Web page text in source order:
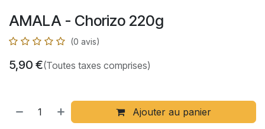
AMALA - Chorizo 220g
(0 avis)
5,90 €(Toutes taxes comprises)
Ajouter au panier